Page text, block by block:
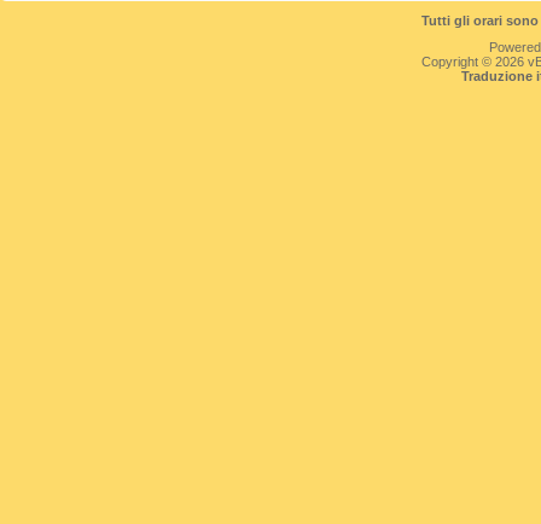
Tutti gli orari
Copyright © 2026
Traduzione